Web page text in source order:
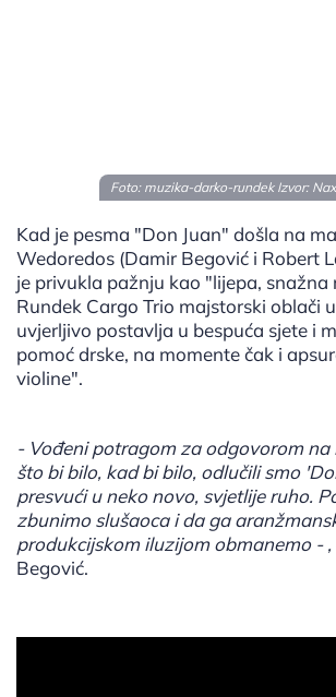
Foto: muzika-darko-rundek Izvor:
Kad je pesma "Don Juan" došla na
Wedoredos (Damir Begović i Robert
je privukla pažnju kao "lijepa, snažna
Rundek Cargo Trio majstorski oblači
uvjerljivo postavlja u bespuća sjete i
pomoć drske, na momente čak i
violine".
- Vođeni potragom za odgovorom na
što bi bilo, kad bi bilo, odlučili smo
presvući u neko novo, svjetlije ruho.
zbunimo slušaoca i da ga
produkcijskom iluzijom obmanemo - ,
Begović.